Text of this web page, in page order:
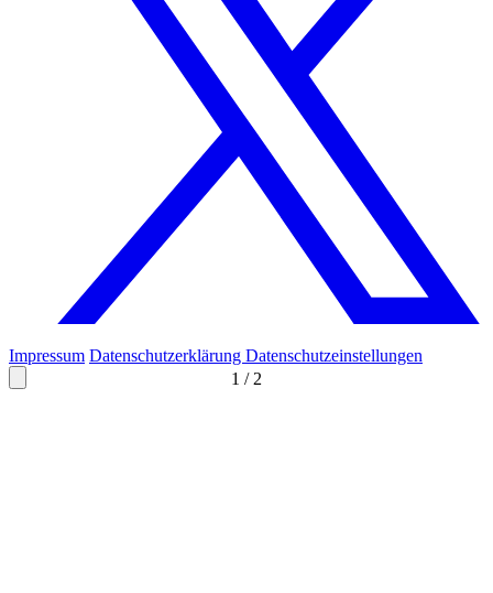
1 / 2
Impressum Datenschutzerklärung Datenschutzeinstellungen